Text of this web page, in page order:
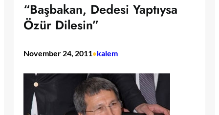
“Başbakan, Dedesi Yaptıysa
Özür Dilesin”
November 24, 2011•kalem